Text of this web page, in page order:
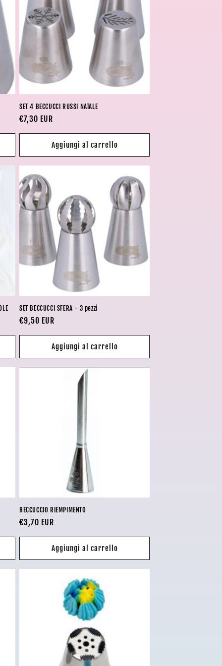
o
g
r
a
f
i
c
SET 4 BECCUCCI RUSSI NATALE
Prezzo
di
€7,30 EUR
Aggiungi al carrello
SET BECCUCCI SFERA - 3 pezzi
Prezzo
di
€9,50 EUR
Aggiungi al carrello
BECCUCCIO RIEMPIMENTO
Prezzo
di
€3,70 EUR
Aggiungi al carrello